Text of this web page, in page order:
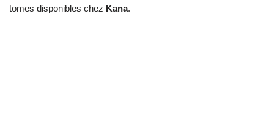
tomes disponibles chez Kana.